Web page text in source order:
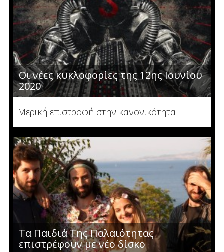
Οι νέες κυκλοφορίες της 12ης Ιουνίου
2020
Μερική επιστροφή στην κανονικότητα
Τα Παιδιά Της Παλαιότητας
επιστρέφουν με νέο δίσκο